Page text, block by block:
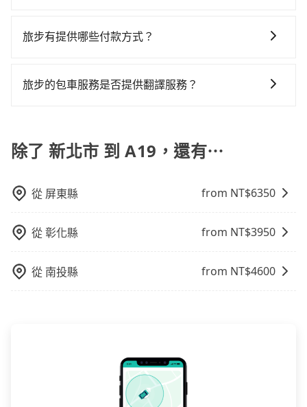
實際使用時還是有其區域的限制，實際可停靠的地點與
以前完成預約，越早下訂價格越低價，如臨時需要，前
不限單程或來回。
旅行業代收轉付電子收據，如果公司需要報公帳，在預
帳，完全符合台灣的法律規範。
旅步有提供哪些付款方式？
信用卡)、先享後付的AFTEE，您可以在訂單確認後的14
旅步的包車服務是否提供翻譯服務？
除了 新北市 到 A19，還有⋯
從 屏東縣 from NT$6350
從彰化縣 from NT$3950
從 南投縣 from NT$4600